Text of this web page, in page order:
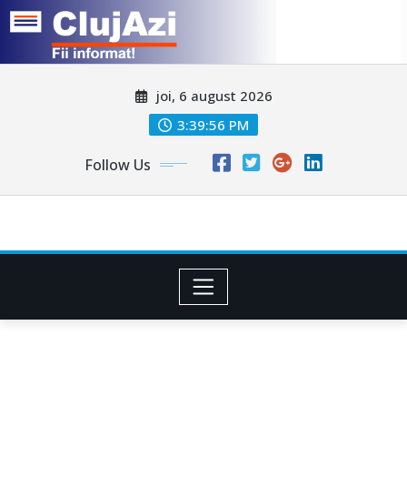
joi, 6 august 2026
3:39:58 PM
Follow Us